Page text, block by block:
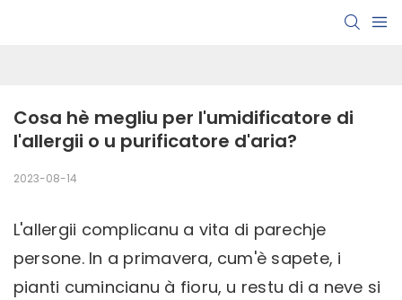
Cosa hè megliu per l'umidificatore di
l'allergii o u purificatore d'aria?
2023-08-14
L'allergii complicanu a vita di parechje
persone. In a primavera, cum'è sapete, i
pianti cumincianu à fioru, u restu di a neve si